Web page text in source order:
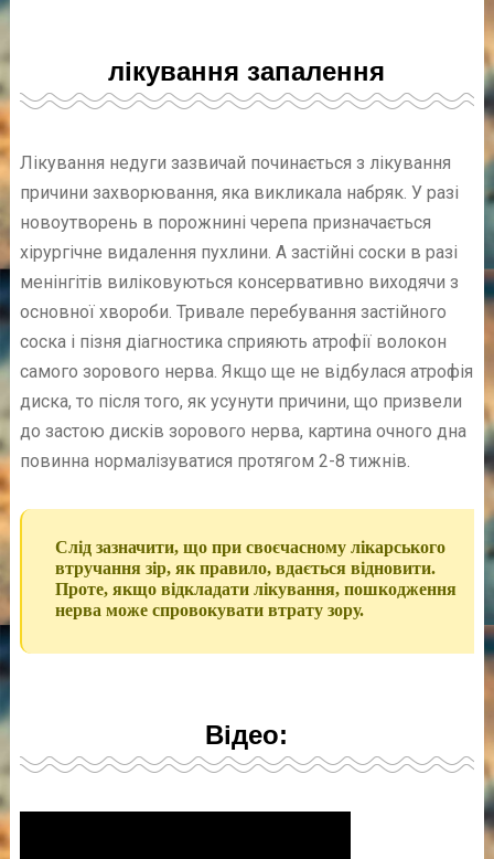
лікування запалення
Лікування недуги зазвичай починається з лікування
причини захворювання, яка викликала набряк. У разі
новоутворень в порожнині черепа призначається
хірургічне видалення пухлини. А застійні соски в разі
менінгітів виліковуються консервативно виходячи з
основної хвороби. Тривале перебування застійного
соска і пізня діагностика сприяють атрофії волокон
самого зорового нерва. Якщо ще не відбулася атрофія
диска, то після того, як усунути причини, що призвели
до застою дисків зорового нерва, картина очного дна
повинна нормалізуватися протягом 2-8 тижнів.
Слід зазначити, що при своєчасному лікарського
втручання зір, як правило, вдається відновити.
Проте, якщо відкладати лікування, пошкодження
нерва може спровокувати втрату зору.
Відео: